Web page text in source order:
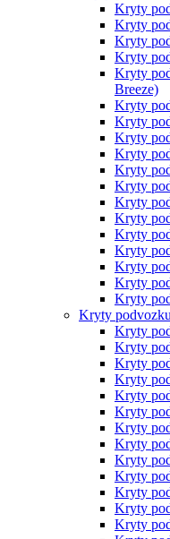
Kryty
Kryty
Kryty
Kryty
Kryty
Breeze)
Kryty
Kryty
Kryty
Kryty
Kryty
Kryty
Kryty
Kryty
Kryty
Kryty
Kryty
Kryty
Kryty
Kryty
Kryty
Kryty
Kryty
Kryty
Kryty
Kryty
Kryty
Kryty
Kryty
Kryty
Kryty
Kryty
Kryty